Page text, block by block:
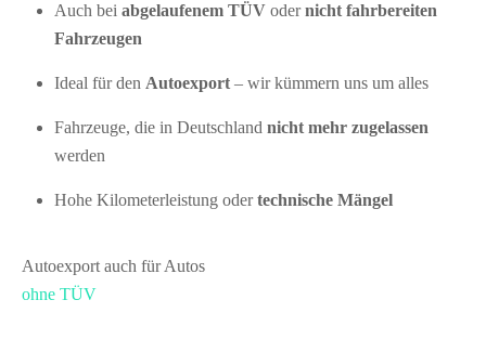
Auch bei abgelaufenem TÜV odernicht fahrbereiten
Fahrzeugen
Ideal für den Autoexport– wir kümmern uns um alles
Fahrzeuge, die in Deutschland nicht mehr zugelassen
werden
Hohe Kilometerleistung odertechnische Mängel
Autoexport auch für Autos
ohne TÜV